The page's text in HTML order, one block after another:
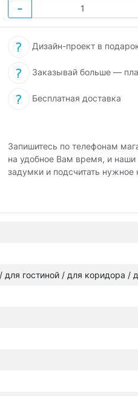
−
Дизайн-проект в
Заказывай больше —
Бесплатная доставка
Запишитесь по телефонам
на удобное Вам время, и наши
задумки и подсчитать нужное
гостиной / для коридора